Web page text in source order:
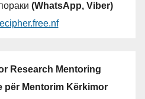
(WhatsApp, Viber)
Research Mentoring
për Mentorim Kërkimor